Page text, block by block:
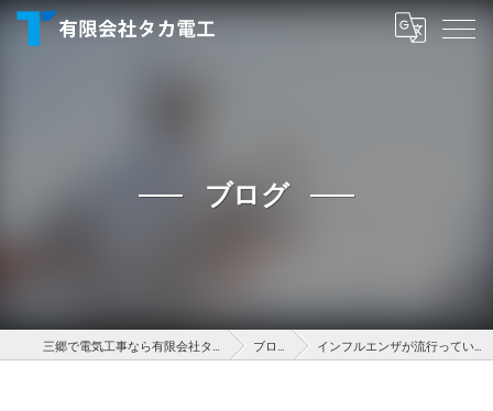
ブログ
ブログ インフルエンザが流行っています！